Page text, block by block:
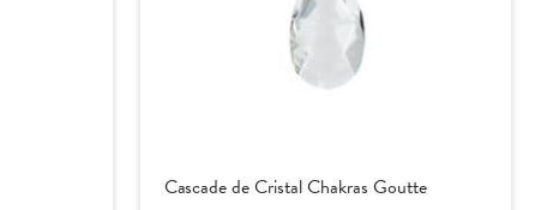
Cascade de Cristal Chakras Goutte